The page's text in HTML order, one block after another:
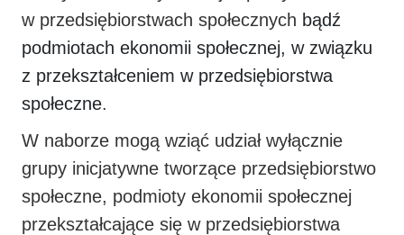
w przedsiębiorstwach społecznych bądź
podmiotach ekonomii społecznej, w związku
z przekształceniem w przedsiębiorstwa
społeczne.
W naborze mogą wziąć udział wyłącznie
grupy inicjatywne tworzące przedsiębiorstwo
społeczne, podmioty ekonomii społecznej
przekształcające się w przedsiębiorstwa